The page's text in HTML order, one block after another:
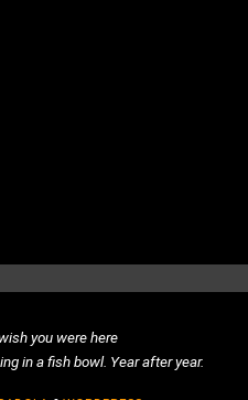
you were here
in a fish bowl. Year after year.